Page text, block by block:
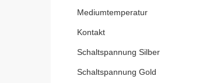
Mediumtemperatur
Kontakt
Schaltspannung Silber
Schaltspannung Gold